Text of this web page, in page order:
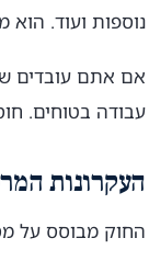
נוספות ועוד.
אם אתם עובדים
עבודה בטוחים.
העקרונות
החוק מבוסס על